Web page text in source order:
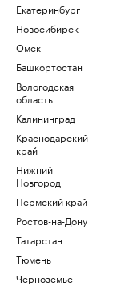
Екатеринбург
Новосибирск
Омск
Башкортостан
Вологодская
область
Калининград
Краснодарский
край
Нижний
Новгород
Пермский край
Ростов-на-Дону
Татарстан
Тюмень
Черноземье